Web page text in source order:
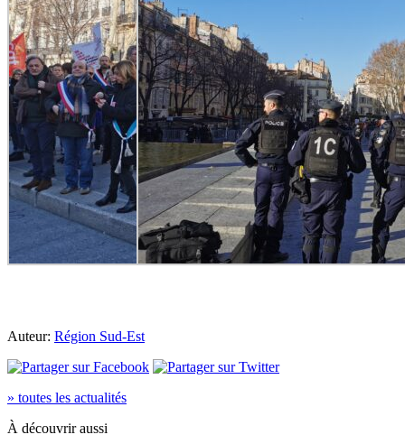
Auteur: Région Sud-Est
» toutes les actualités
À découvrir aussi